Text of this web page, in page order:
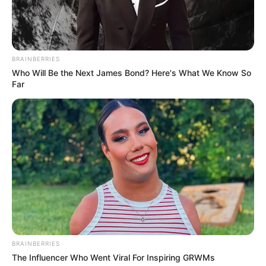
sem, hogy a 70 méteres betegek sorát
flashmobnak hívják, nem a betegellátás csődjének,
mivel csak a fent említett hitelkamat több, mint
Vályi úgy véli, az sem elfogadható számukra, hogy
egy „utálkozással és gyűlölettel teli ország” jött
létre, ahol minden ötödik gyerek hivatalosan is
szegény, és ahol a civileket börtönnel fenyegetik,
miközben a bíróság által megítélt járandóságukat
sem kapják meg. Azt is megemlíti, hogy a svájci
indexálású nyugdíjnak és az Európai Ügyészséghez
való csatlakozásnak is „ajtót mutattak”.
BRAINBERRIES
Who Will Be the Next James Bond? Here's What We Know So
Far
BRAINBERRIES
The Influencer Who Went Viral For Inspiring GRWMs